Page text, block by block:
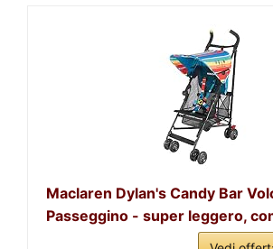
Maclaren Dylan's Candy Bar
Passeggino - super leggero,